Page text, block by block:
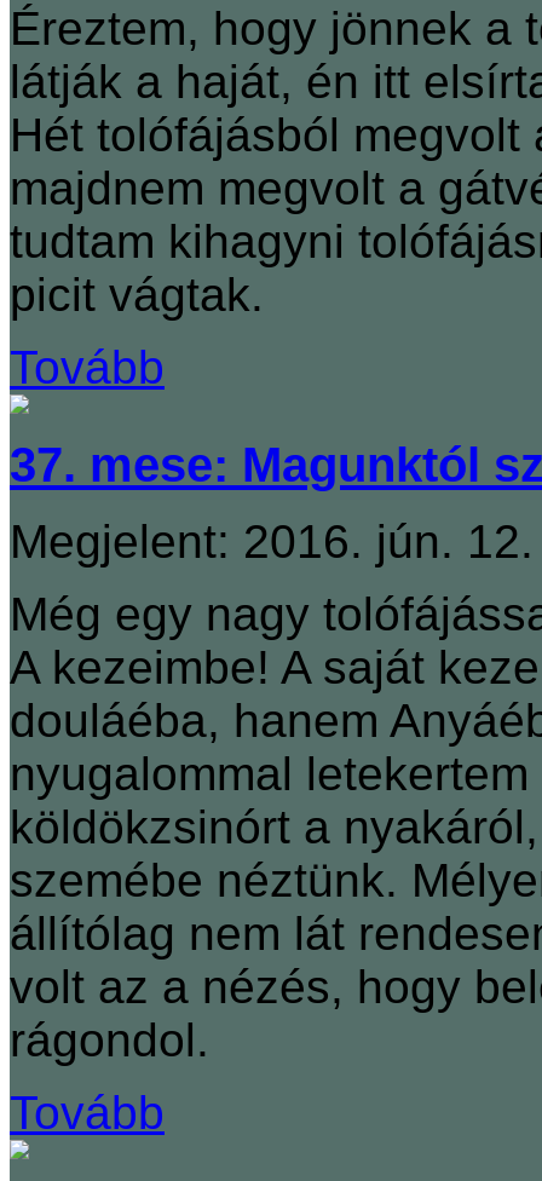
Éreztem, hogy jönnek a
látják a haját, én itt
Hét tolófájásból
majdnem megvolt a
tudtam kihagyni
picit vágtak.
Tovább
37. mese: Magunktól
Megjelent: 2016. jún. 12.
Még egy nagy
A kezeimbe! A saját
douláéba, hanem
nyugalommal
köldökzsinórt a
szemébe néztünk.
állítólag nem lát
volt az a nézés, hogy
rágondol.
Tovább